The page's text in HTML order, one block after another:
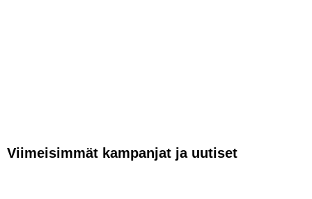
Viimeisimmät kampanjat ja uutiset